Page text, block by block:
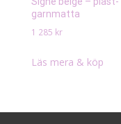
garnmatta
1 285 kr
Läs mera & köp